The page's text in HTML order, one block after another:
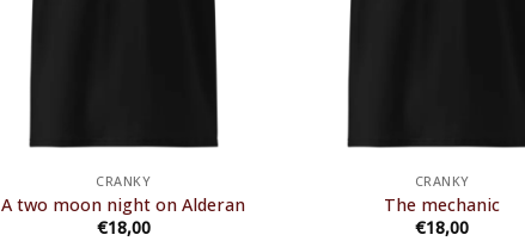
CRANKY
A two moon night on Alderan
€18,00
CRANKY
The mechanic
€18,00